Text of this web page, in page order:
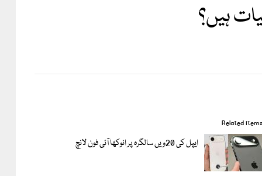
ہیں؟
Related items
ایپل کی 20ویں سالگرہ پر انوکھا آئی فون لانچ